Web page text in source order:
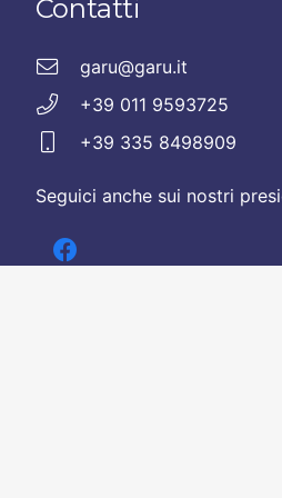
Contatti
garu@garu.it
+39 011 9593725
+39 335 8498909
Seguici anche sui nostri